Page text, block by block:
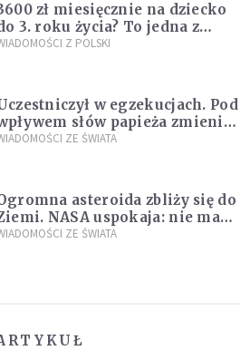
zł miesięcznie na dziecko
3. roku życia? To jedna z
programu "Rozwój
Z POLSKI
w egzekucjach. Pod
słów papieża zmienił
ZE ŚWIATA
asteroida zbliży się do
NASA uspokaja: nie ma
ZE ŚWIATA